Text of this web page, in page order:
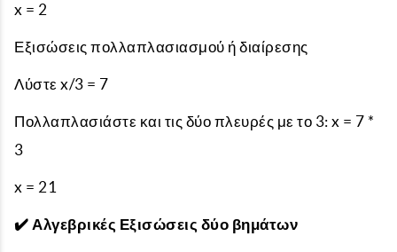
x = 2
Εξισώσεις πολλαπλασιασμού ή διαίρεσης
Λύστε x/3 = 7
Πολλαπλασιάστε και τις δύο πλευρές με το 3: x = 7 *
3
x = 21
✔️ Αλγεβρικές Εξισώσεις δύο βημάτων